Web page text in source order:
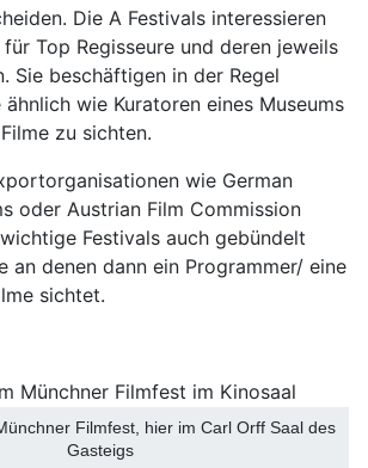
Die A Festivals interessieren
Top Regisseure und deren jeweils
Sie beschäftigen in der Regel
wie Kuratoren eines Museums
zu sichten.
wie German
oder Austrian Film Commission
Festivals auch gebündelt
an denen dann ein Programmer/ eine
sichtet.
Filmfest, hier im Carl Orff Saal des
Gasteigs